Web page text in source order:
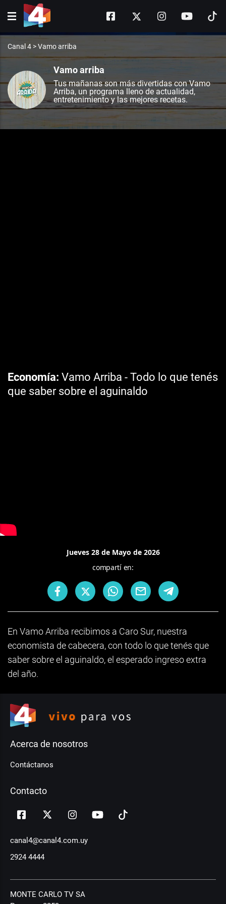
Canal 4 >Vamo arriba
Vamo arriba
Tus mañanas son más divertidas con Vamo
Arriba, un programa lleno de actualidad,
entretenimiento y las mejores recetas.
Economía Vamo Arriba - Todo lo que tenés
que saber sobre el aguinaldo
Jueves 28 de Mayo de 2026
compartí en:
En Vamo Arriba recibimos a Caro Sur, nuestra
economista de cabecera, con todo lo que tenés que
saber sobre el aguinaldo, el esperado ingreso extra
del año.
Acerca de nosotros
Contáctanos
Contacto
canal4@canal4.com.uy
2924 4444
MONTE CARLO TV SA